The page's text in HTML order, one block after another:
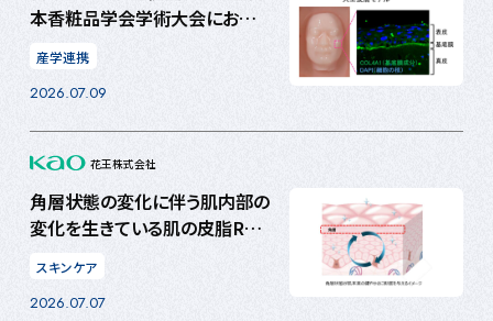
本香粧品学会学術大会において
独自の人工皮膚モデル研究で会
頭賞を受賞！
産学連携
2026.07.09
花王株式会社
角層状態の変化に伴う肌内部の
変化を生きている肌の皮脂RNA
来の健やかな状態に向かう可能
性
スキンケア
2026.07.07